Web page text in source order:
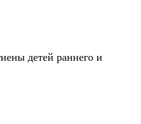
детей раннего и